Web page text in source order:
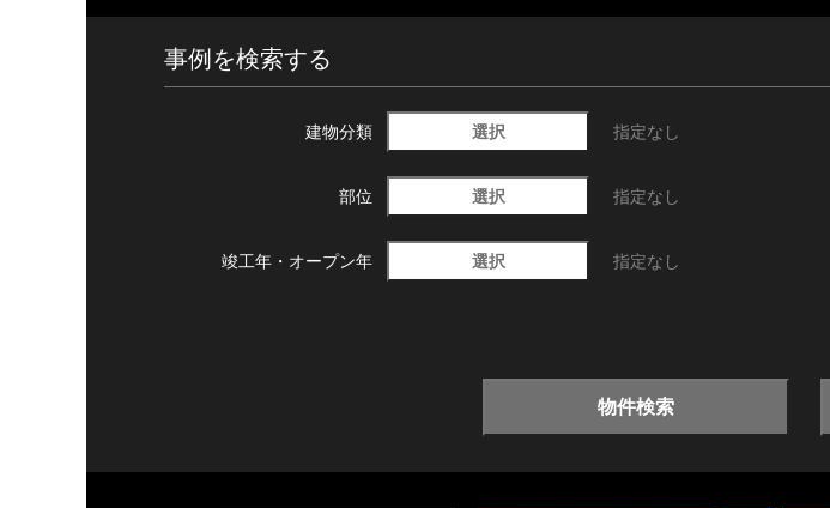
事例を検索する
建物分類 選択 指定なし
部位 選択 指定なし
竣工年・ オープン年 選択 指定なし
物件検索